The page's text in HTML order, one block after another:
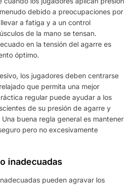
debido a preocupaciones por
a fatiga y a un control
de la mano se tensan.
en la tensión del agarre es
óptimo.
los jugadores deben centrarse
que permita una mejor
regular puede ayudar a los
de su presión de agarre y
buena regla general es mantener
pero no excesivamente
inadecuadas
pueden agravar los